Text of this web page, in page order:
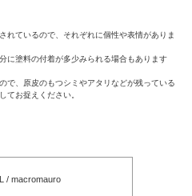
れているので、それぞれに個性や表情がありま
に塗料の付着が多少みられる場合もあります
で、原皮のもつシミやアタリなどが残っている
てお捉えください。
/ macromauro